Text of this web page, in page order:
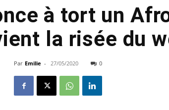
à tort un
la risée du
Par Emilie - 27/05/2020 0